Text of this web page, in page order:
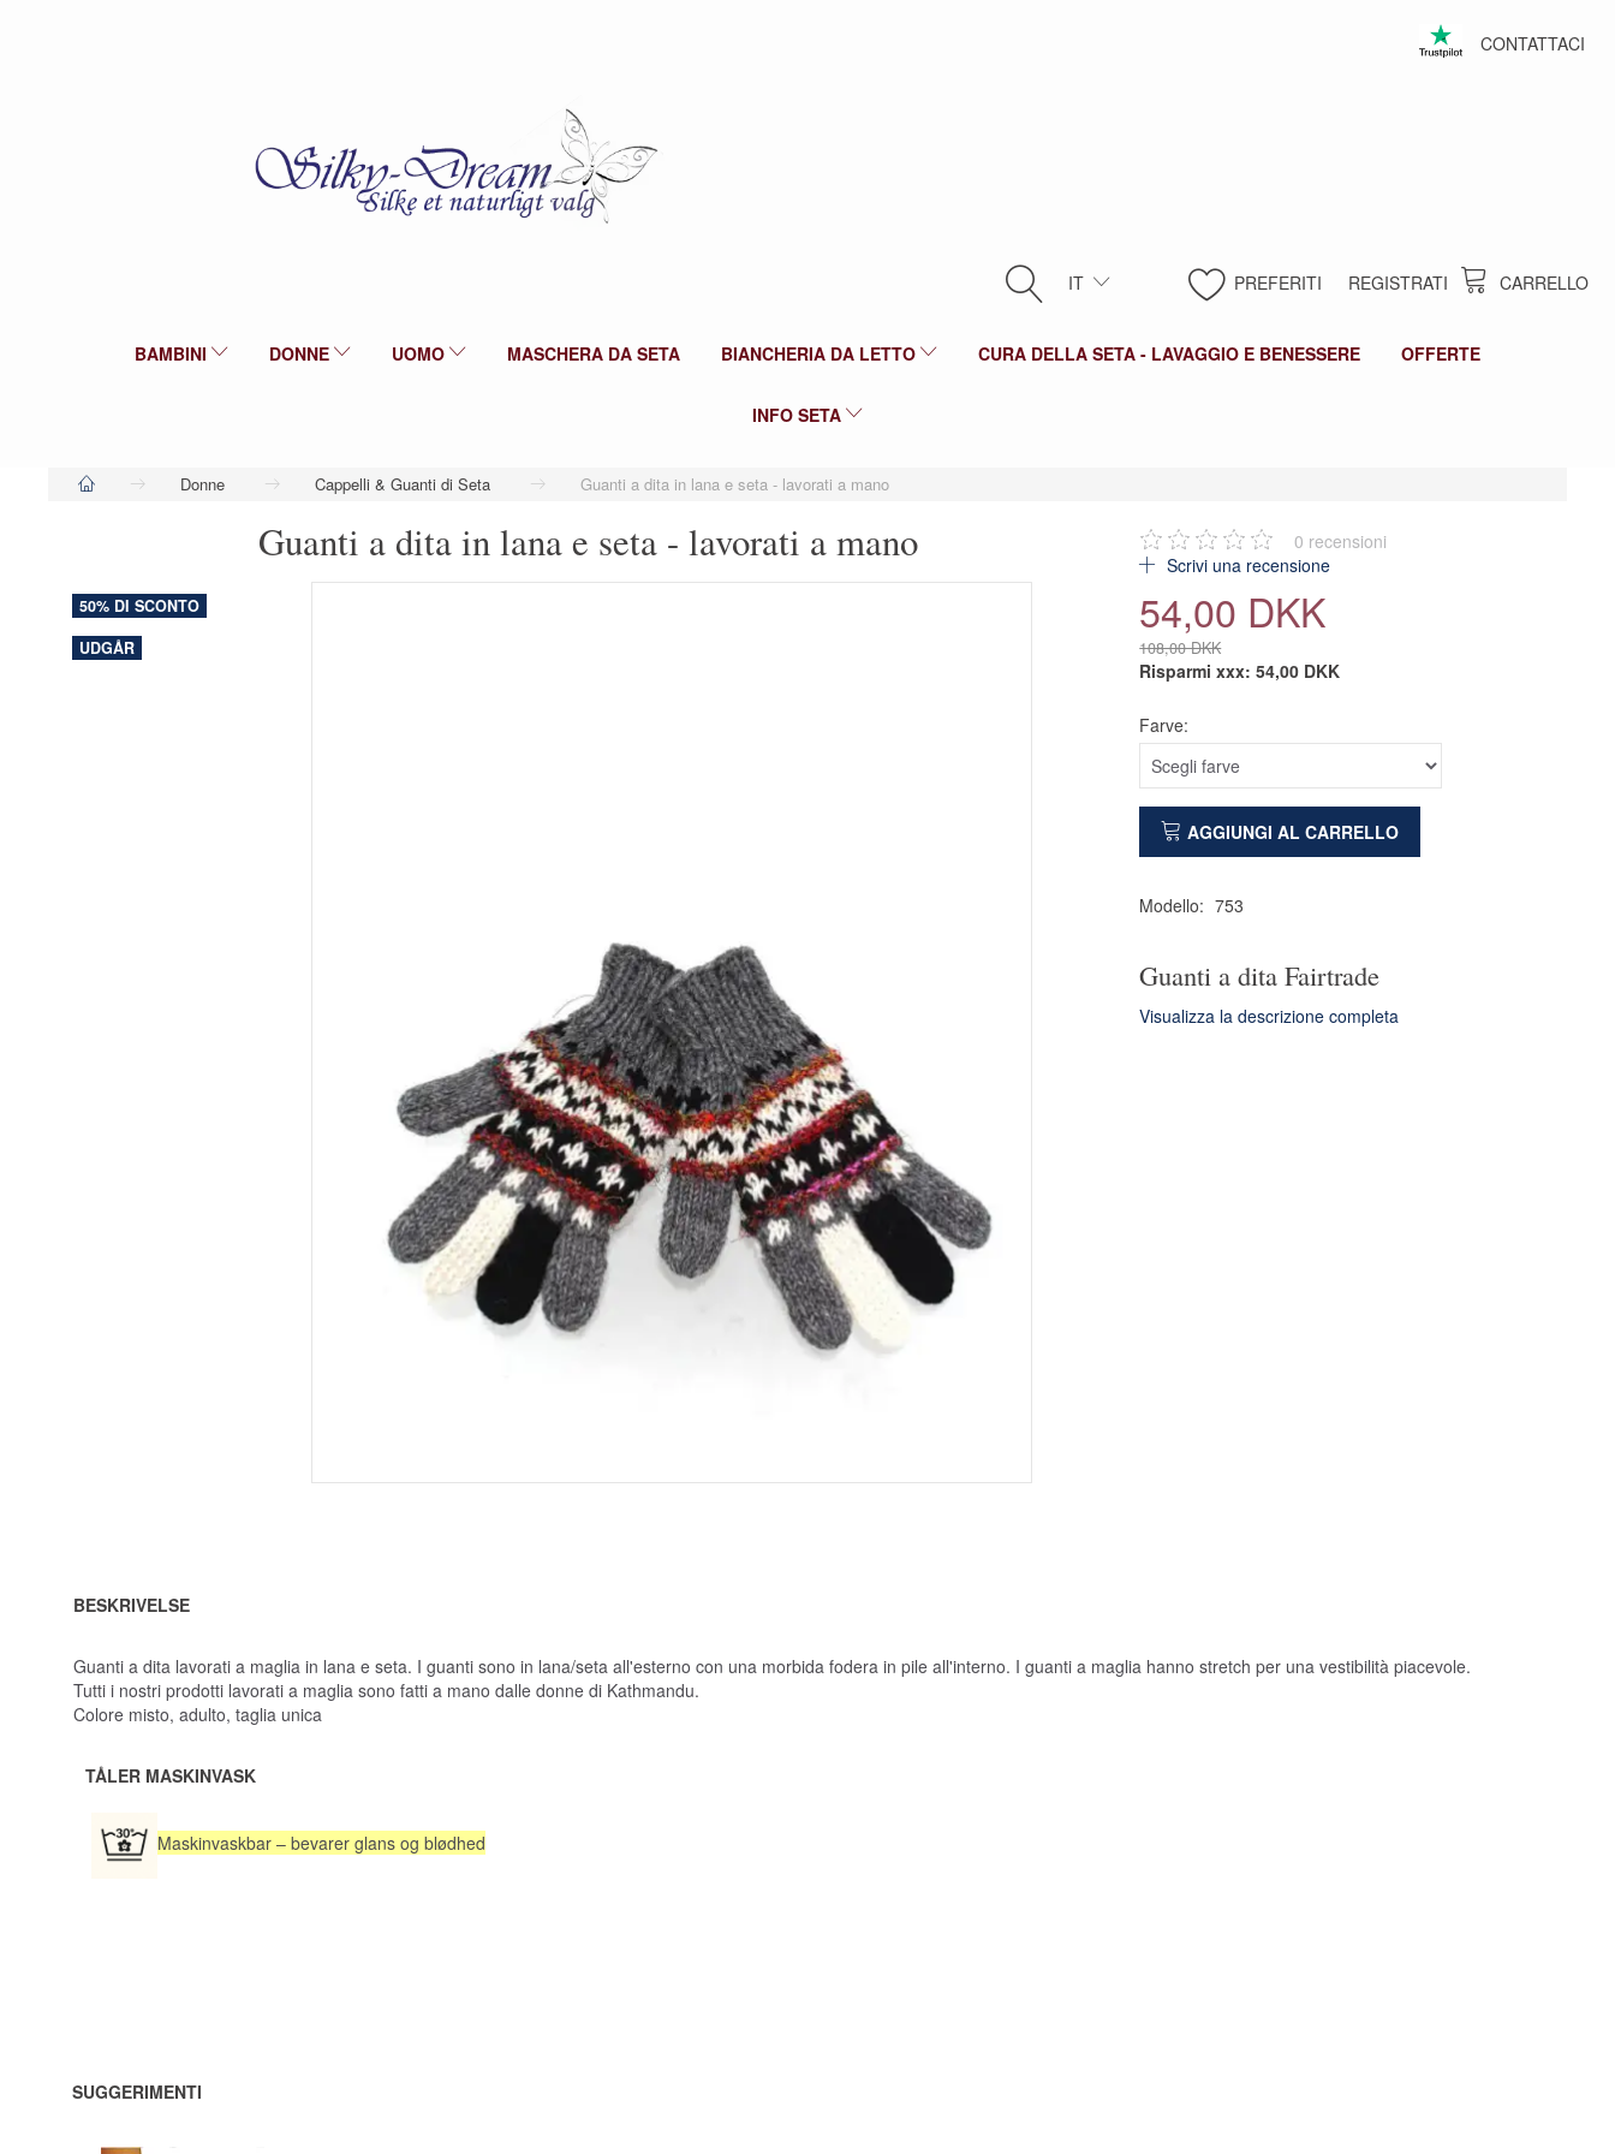
CONTATTACI
CARRELLO
PREFERITI REGISTRATI
IT
BAMBINI DONNE UOMO MASCHERA DA SETA BIANCHERIA DA LETTO CURA DELLA SETA - LAVAGGIO E BENESSERE OFFERTE
INFO SETA
Donne Cappelli & Guanti di Seta Guanti a dita in lana e seta - lavorati a mano
Guanti a dita in lana e seta - lavorati a mano
50% DI SCONTO
UDGÅR
0 recensioni
Scrivi una recensione
54,00 DKK
108,00 DKK
Risparmi xxx:54,00 DKK
Farve:
AGGIUNGI AL CARRELLO
Modello: 753
Guanti a dita Fairtrade
Visualizza la descrizione completa
BESKRIVELSE
Guanti a dita lavorati a maglia in lana e seta. I guanti sono in lana/seta all'esterno con una morbida fodera in pile all'interno. I guanti a maglia hanno stretch per una vestibilità piacevole.
Tutti i nostri prodotti lavorati a maglia sono fatti a mano dalle donne di Kathmandu.
Colore misto, adulto, taglia unica
TÅLER MASKINVASK
Maskinvaskbar – bevarer glans og blødhed
SUGGERIMENTI